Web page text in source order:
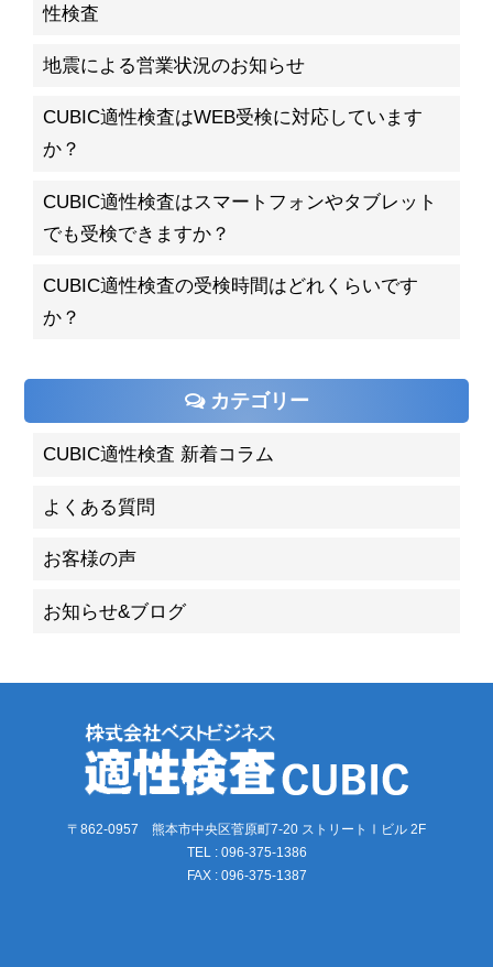
性検査
地震による営業状況のお知らせ
CUBIC適性検査はWEB受検に対応しています
か？
CUBIC適性検査はスマートフォンやタブレット
でも受検できますか？
CUBIC適性検査の受検時間はどれくらいです
か？
カテゴリー
CUBIC適性検査 新着コラム
よくある質問
お客様の声
お知らせ&ブログ
〒862-0957 熊本市中央区菅原町7-20 ストリートⅠビル 2F
TEL : 096-375-1386
FAX : 096-375-1387